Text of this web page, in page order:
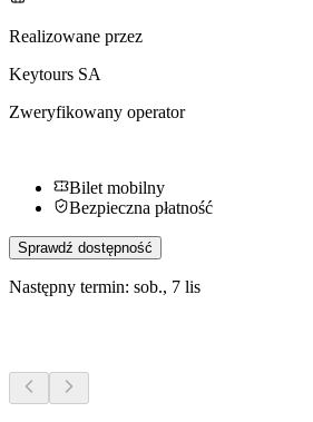
Realizowane przez
Keytours SA
Zweryfikowany operator
Bilet mobilny
Bezpieczna płatność
Sprawdź dostępność
Następny termin: sob., 7 lis